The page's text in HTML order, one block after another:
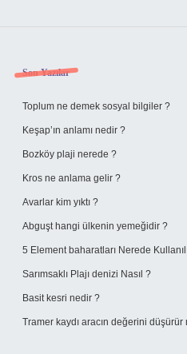
Sidebar
Son Yazılar
Toplum ne demek sosyal bilgiler ?
Keşap’ın anlamı nedir ?
Bozköy plaji nerede ?
Kros ne anlama gelir ?
Avarlar kim yıktı ?
Abguşt hangi ülkenin yemeğidir ?
5 Element baharatları Nerede
Sarımsaklı Plajı denizi Nasıl ?
Basit kesri nedir ?
Tramer kaydı aracın değerini düşürür